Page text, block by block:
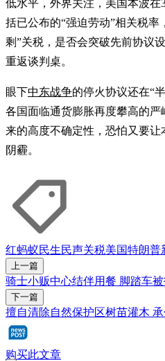
低水平，外界关注，美国本波
括已公布的“强迫劳动”相关税率
剩”关税，是否会突破先前协议
重返谈判桌。
眼下中东战争的停火协议还在“
各国面临通货膨胀再度攀高的
来的高度不确定性，恐怕又要
阴霾。
红蚂蚁 民生民声关税美国特朗普
上一篇
骑士小贩中心结伴用餐 脚踏车
下一篇
擅自清除自然保护区树苗灌木
购买此文章